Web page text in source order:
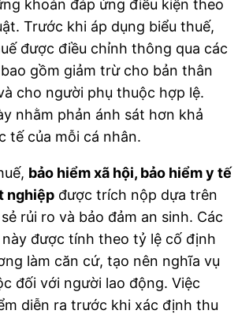
khoản đáp ứng điều kiện theo
Trước khi áp dụng biểu thuế,
được điều chỉnh thông qua các
gồm giảm trừ cho bản thân
cho người phụ thuộc hợp lệ.
nhằm phản ánh sát hơn khả
tế của mỗi cá nhân.
bảo hiểm xã hội, bảo hiểm y tế
nghiệp được trích nộp dựa trên
rủi ro và bảo đảm an sinh. Các
được tính theo tỷ lệ cố định
làm căn cứ, tạo nên nghĩa vụ
đối với người lao động. Việc
diễn ra trước khi xác định thu